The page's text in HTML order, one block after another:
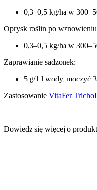
0,3–0,5 kg/ha w
Oprysk roślin po
0,3–0,5 kg/ha w
Zaprawianie sadzonek:
5 g/1 l wody, moczyć
Zastosowanie VitaFer
Dowiedz się więcej o